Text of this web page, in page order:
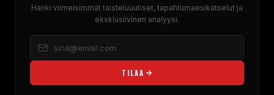
Hanki viimeisimmät taisteluuutiset, tapahtumaesikatselut ja
eksklusiivinen analyysi.
TILAA